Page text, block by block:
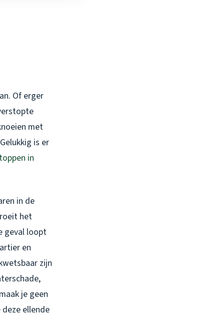
Of erger
met
is er
in
in de
het
geval loopt
en
zijn
je geen
ellende